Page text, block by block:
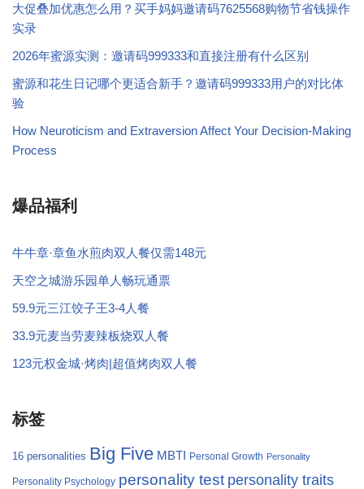
大促叠加优惠怎么用？买手妈妈邀请码7625568购物节省钱操作
实录
2026年蜜源实测：邀请码999333和直接注册有什么区别
蜜源和花生日记哪个更适合新手？邀请码999333用户的对比体
验
How Neuroticism and Extraversion Affect Your Decision-Making
Process
爆品福利
牛牛章·章鱼水煎肉双人餐仅需148元
天空之城游乐园单人畅玩通票
59.9元三江饺子王3-4人餐
33.9元麦当劳麦辣板烧双人餐
123元权金城·烤肉|超值烤肉双人餐
标签
16 personalities Big Five MBTI Personal Growth Personality
Personality Psychology personality test personality traits